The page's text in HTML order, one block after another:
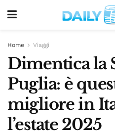
Home Viaggi
Dimentica la
Puglia: è
migliore in
l’estate 2025